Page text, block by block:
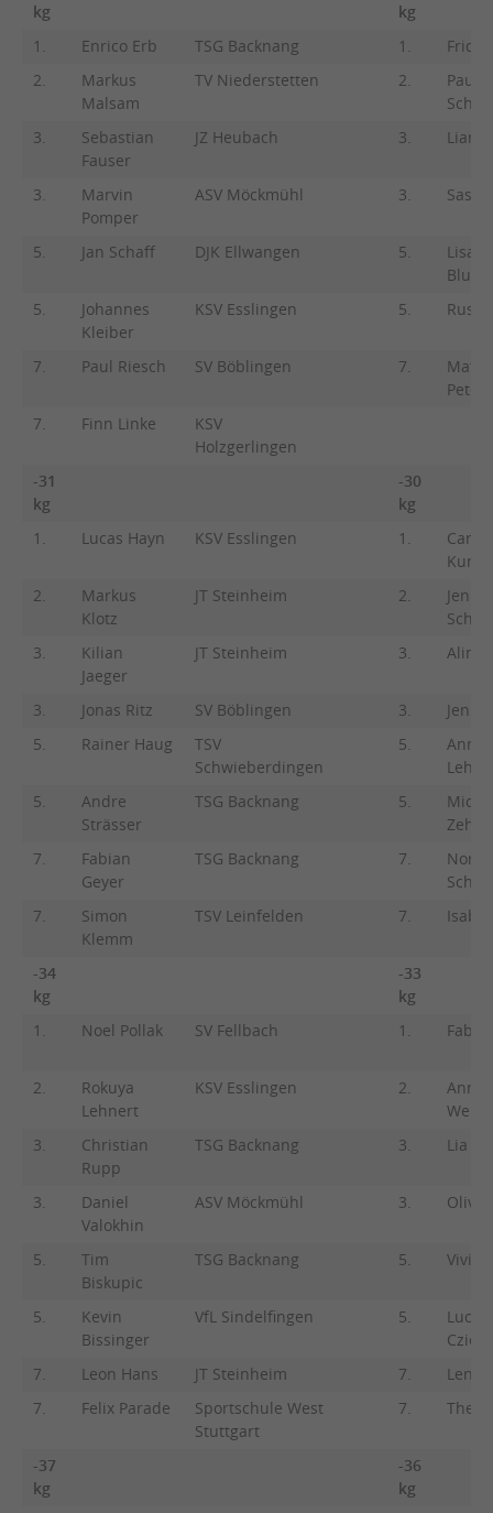
kg
kg
1.
Enrico Erb TSG Backnang 1.
Frida
2.
Markus
Malsam
TV Niederstetten 2.
Paula
3.
Sebastian
Fauser
JZ Heubach 3. Lian
3.
Marvin
Pomper
ASV Möckmühl 3.
5. Jan Schaff DJK Ellwangen 5.
Lisa
5.
Johannes
Kleiber
KSV Esslingen 5.
7. Paul Riesch SV Böblingen 7.
7.
Finn Linke
KSV
Holzgerlingen
-31
kg
-30
kg
1.
Lucas Hayn KSV Esslingen 1.
2.
Markus
Klotz
JT Steinheim 2.
3.
Kilian
Jaeger
JT Steinheim 3. Alina
3. Jonas Ritz SV Böblingen 3.
5.
Rainer Haug
TSV
Schwieberdingen
5.
5.
Andre
Strässer
TSG Backnang 5.
7.
Fabian
Geyer
TSG Backnang 7.
7.
Simon
Klemm
TSV Leinfelden 7.
-34
kg
-33
kg
1.
Noel Pollak SV Fellbach 1. Fabia
2.
Rokuya
Lehnert
KSV Esslingen 2.
Anna
3.
Christian
Rupp
TSG Backnang 3. Lia
3.
Daniel
Valokhin
ASV Möckmühl 3. Olivia
5.
Tim
Biskupic
TSG Backnang 5.
5.
Kevin
Bissinger
VfL Sindelfingen 5.
Luca-
Czier
7.
Leon Hans JT Steinheim 7.
Lena
7.
Felix Parade
Sportschule West
Stuttgart
7.
-37
kg
-36
kg